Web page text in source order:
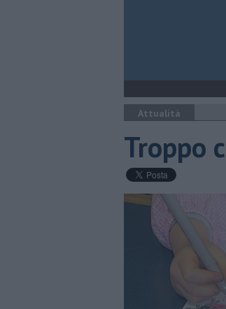
Attualità
Troppo